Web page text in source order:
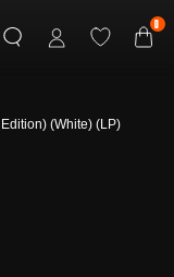
(White) (LP)